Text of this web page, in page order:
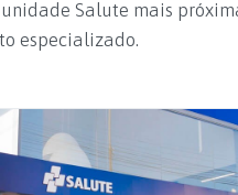
Salute mais
especializado.